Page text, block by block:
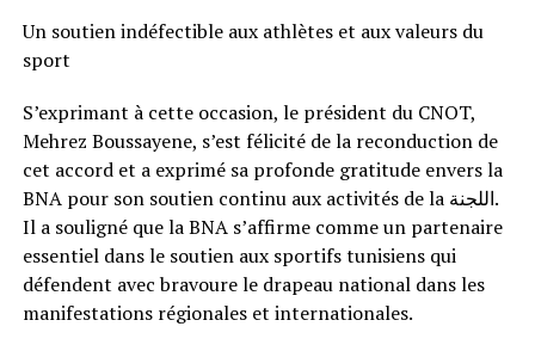
Un soutien indéfectible aux athlètes et aux valeurs du
sport
S’exprimant à cette occasion, le président du CNOT,
Mehrez Boussayene, s’est félicité de la reconduction de
cet accord et a exprimé sa profonde gratitude envers la
BNA pour son soutien continu aux activités de la اللجنة.
Il a souligné que la BNA s’affirme comme un partenaire
essentiel dans le soutien aux sportifs tunisiens qui
défendent avec bravoure le drapeau national dans les
manifestations régionales et internationales.